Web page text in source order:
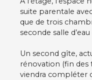
suite parentale
que de trois
seconde salle
Un second gîte,
rénovation (fin des
viendra compléter